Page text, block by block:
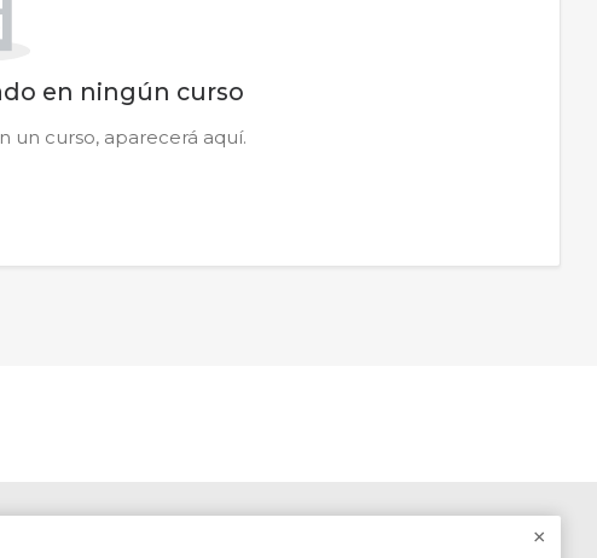
en ningún curso
un curso, aparecerá aquí.